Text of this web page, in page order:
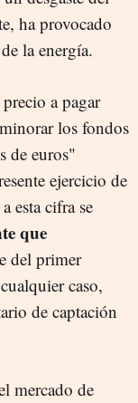
ha provocado
la energía.
a pagar
los fondos
de euros"
ejercicio de
esta cifra se
que
del primer
caso,
de captación
mercado de